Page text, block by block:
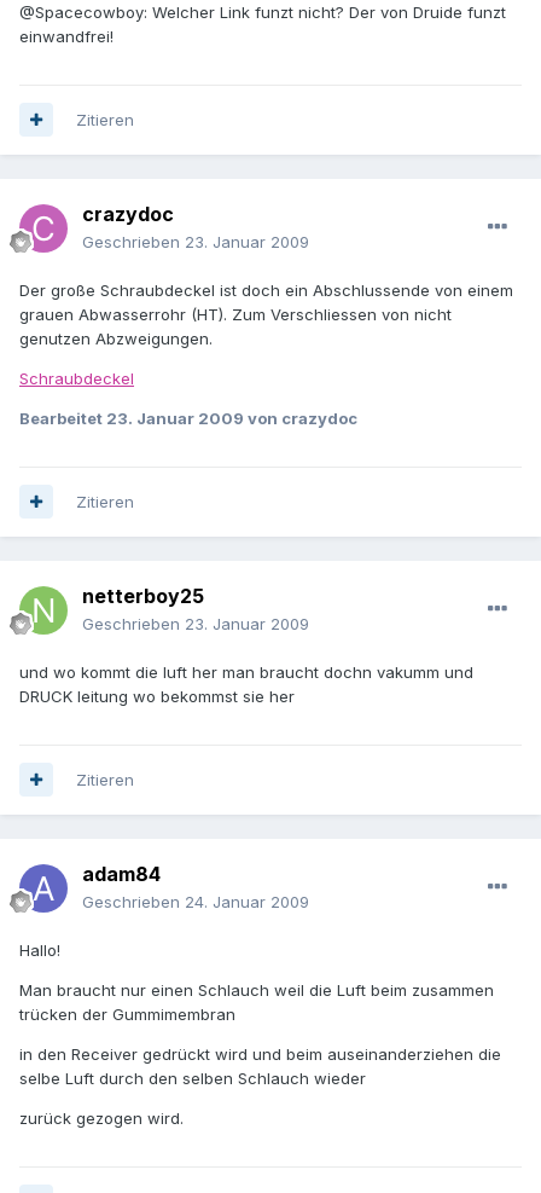
@Spacecowboy: Welcher Link funzt nicht? Der von Druide funzt
einwandfrei!
Zitieren
crazydoc
Geschrieben 23. Januar 2009
Der große Schraubdeckel ist doch ein Abschlussende von einem
grauen Abwasserrohr (HT). Zum Verschliessen von nicht
genutzen Abzweigungen.
Schraubdeckel
Bearbeitet 23. Januar 2009 von crazydoc
Zitieren
netterboy25
Geschrieben 23. Januar 2009
und wo kommt die luft her man braucht dochn vakumm und
DRUCK leitung wo bekommst sie her
Zitieren
adam84
Geschrieben 24. Januar 2009
Hallo!
Man braucht nur einen Schlauch weil die Luft beim zusammen
trücken der Gummimembran
in den Receiver gedrückt wird und beim auseinanderziehen die
selbe Luft durch den selben Schlauch wieder
zurück gezogen wird.